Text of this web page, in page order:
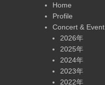
Home
Profile
Concert & Event
2026年
2025年
2024年
2023年
2022年